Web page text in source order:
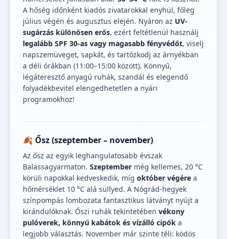
A hőség időnként kiadós zivatarokkal enyhül, főleg
július végén és augusztus elején. Nyáron az UV-
sugárzás különösen erős, ezért feltétlenül használj
legalább SPF 30-as vagy magasabb fényvédőt, viselj
napszemüveget, sapkát, és tartózkodj az árnyékban
a déli órákban (11:00–15:00 között). Könnyű,
légáteresztő anyagú ruhák, szandál és elegendő
folyadékbevitel elengedhetetlen a nyári
programokhoz!
🍂 Ősz (szeptember – november)
Az ősz az egyik leghangulatosabb évszak
Balassagyarmaton. Szeptember még kellemes, 20 °C
körüli napokkal kedveskedik, míg október végére a
hőmérséklet 10 °C alá süllyed. A Nógrád-hegyek
színpompás lombozata fantasztikus látványt nyújt a
kirándulóknak. Őszi ruhák tekintetében vékony
pulóverek, könnyű kabátok és vízálló cipők a
legjobb választás. November már szinte téli: ködös